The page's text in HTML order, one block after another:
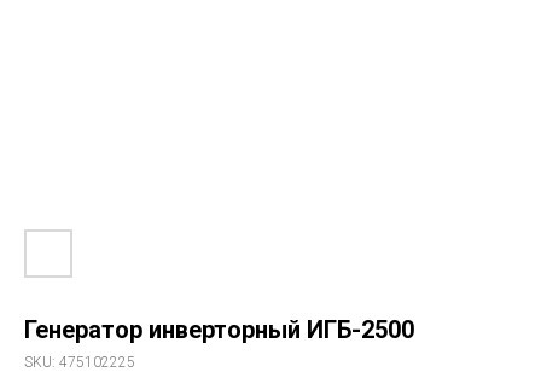
Генератор инверторный ИГБ-2500
SKU: 475102225